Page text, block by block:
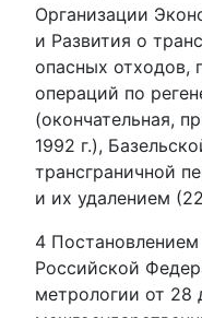
Организации
и Развития о
опасных отходов,
операций по
(окончательная,
1992 г.),
трансграничной
и их удалением
4 Постановлением
Российской
метрологии от 28